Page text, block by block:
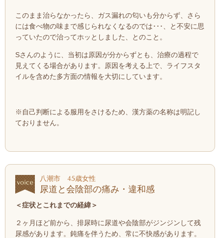
このまま治らなかったら、ガス漏れの匂いも分からず、さら
には食べ物の味まで感じられなくなるのでは･･･、と不安に思
っていたので治ってホッとしました、とのこと。
Sさんのように、当初は原因が分からずとも、治療の過程で
見えてくる場合があります。原因を考える上で、ライフスタ
イルを含めた多方面の情報を大切にしています。
※自己判断による服用をさけるため、漢方薬の名称は明記し
ておりません。
八潮市 45歳女性
尿道と会陰部の痛み・違和感
＜症状とこれまでの経緯＞
２ヶ月ほど前から、排尿時に尿道や会陰部がジンジンして残
尿感があります。鈍痛を伴うため、常に不快感があります。